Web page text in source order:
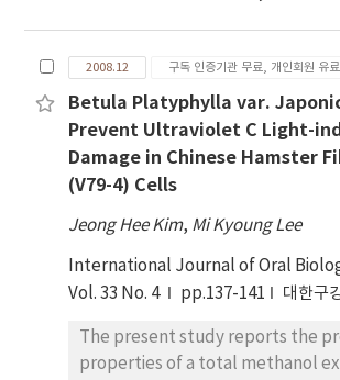
㎠)에서 곤충병원성선충, S.
무 잎을 급상한 누에는 치사되지 않았
4.0mW/㎠의 UV 1시간 노출은 곤충
carpocapsae Pocheon strain의 누
2008.12 구독 인증기관 무료, 개인회원 유료
Betula Platyphylla var.
Prevent Ultraviolet C Light-
Damage in Chinese Hamster
(V79-4) Cells
Jeong Hee Kim, Mi Kyoung Lee
International Journal of Oral
Vol. 33 No. 4
pp.137-141 대한구
The present study reports the
properties of a total methanol